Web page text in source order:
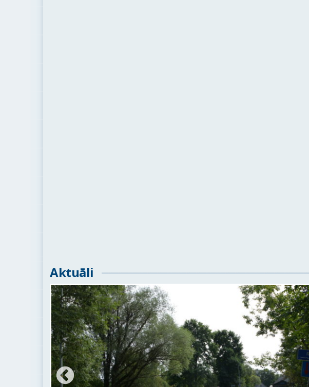
Aktuāli